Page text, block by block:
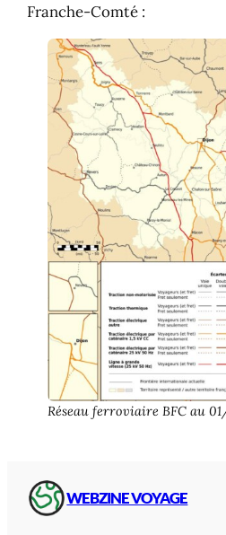
WEBZINE VOYAGE
Franche-Comté :
Réseau ferroviaire BFC au
Franche-Comté